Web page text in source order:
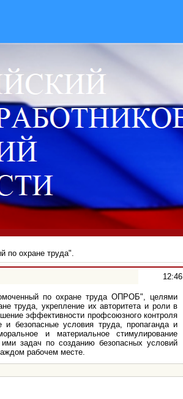
по охране труда".
12:46
по охране труда ОПРОБ", целями
труда, укрепление их авторитета и роли в
эффективности профсоюзного контроля
безопасные условия труда, пропаганда и
и материальное стимулирование
задач по созданию безопасных условий
рабочем месте.